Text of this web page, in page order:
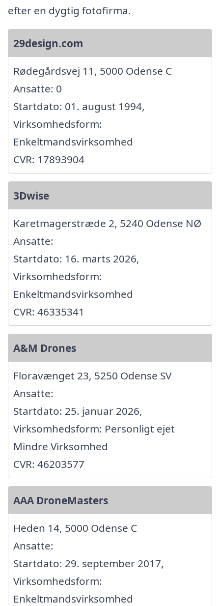
efter en dygtig fotofirma.
29design.com
Rødegårdsvej 11, 5000 Odense C
Ansatte: 0
Startdato: 01. august 1994,
Virksomhedsform:
Enkeltmandsvirksomhed
CVR: 17893904
3Dwise
Karetmagerstræde 2, 5240 Odense NØ
Ansatte:
Startdato: 16. marts 2026,
Virksomhedsform:
Enkeltmandsvirksomhed
CVR: 46335341
A&M Drones
Floravænget 23, 5250 Odense SV
Ansatte:
Startdato: 25. januar 2026,
Virksomhedsform: Personligt ejet
Mindre Virksomhed
CVR: 46203577
AAA DroneMasters
Heden 14, 5000 Odense C
Ansatte:
Startdato: 29. september 2017,
Virksomhedsform:
Enkeltmandsvirksomhed